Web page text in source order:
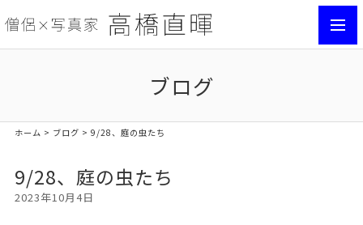
ブログ
ホーム > ブログ > 9/28、庭の虫たち
9/28、庭の虫たち
2023年10月4日